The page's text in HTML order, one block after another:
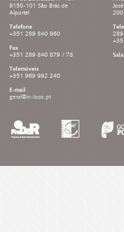
8150-101 São Brás de
Alportel
Telefone
+351 289 840 860
Fax
+351 289 840 879 / 78
Telemóveis
+351 969 992 240
E-mail
geral@in-loco.pt
200